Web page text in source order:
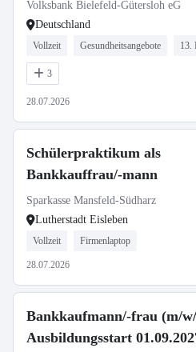
Volksbank Bielefeld-Gütersloh eG
Deutschland
Vollzeit Gesundheitsangebote 13.
3
28.07.2026
Schülerpraktikum als
Bankkauffrau/-mann
Sparkasse Mansfeld-Südharz
Lutherstadt Eisleben
Vollzeit Firmenlaptop
28.07.2026
Bankkaufmann/-frau (m/
Ausbildungsstart